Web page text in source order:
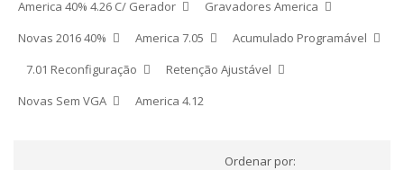
America 40% 4.26 C/ Gerador
Gravadores America
Novas 2016 40%
America 7.05
Acumulado Programável
7.01 Reconfiguração
Retenção Ajustável
Novas Sem VGA
America 4.12
Ordenar por: